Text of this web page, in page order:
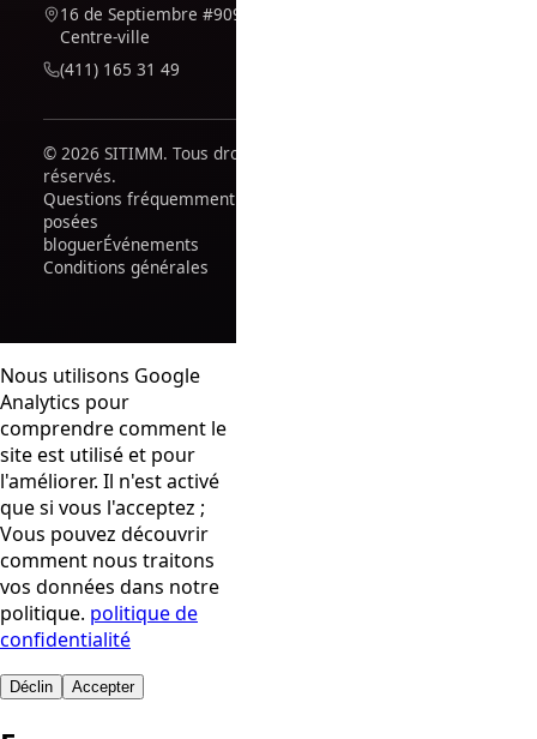
16 de Septiembre #909,
Centre-ville
(411) 165 31 49
© 2026 SITIMM. Tous droits
réservés.
Questions fréquemment
posées
bloguerÉvénements
Conditions générales
Nous utilisons Google
Analytics pour
comprendre comment le
site est utilisé et pour
l'améliorer. Il n'est activé
que si vous l'acceptez ;
Vous pouvez découvrir
comment nous traitons
vos données dans notre
politique. politique de
confidentialité
Déclin Accepter